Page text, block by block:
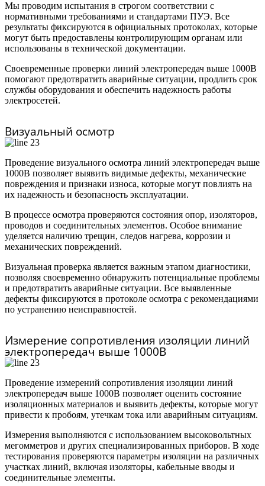
Мы проводим испытания в строгом соответствии с
нормативными требованиями и стандартами ПУЭ. Все
результаты фиксируются в официальных протоколах, которые
могут быть предоставлены контролирующим органам или
использованы в технической документации.
Своевременные проверки линий электропередач выше 1000В
помогают предотвратить аварийные ситуации, продлить срок
службы оборудования и обеспечить надежность работы
электросетей.
Визуальный осмотр
Проведение визуального осмотра линий электропередач выше
1000В позволяет выявить видимые дефекты, механические
повреждения и признаки износа, которые могут повлиять на
их надежность и безопасность эксплуатации.
В процессе осмотра проверяются состояния опор, изоляторов,
проводов и соединительных элементов. Особое внимание
уделяется наличию трещин, следов нагрева, коррозии и
механических повреждений.
Визуальная проверка является важным этапом диагностики,
позволяя своевременно обнаружить потенциальные проблемы
и предотвратить аварийные ситуации. Все выявленные
дефекты фиксируются в протоколе осмотра с рекомендациями
по устранению неисправностей.
Измерение сопротивления изоляции линий
электропередач выше 1000В
Проведение измерений сопротивления изоляции линий
электропередач выше 1000В позволяет оценить состояние
изоляционных материалов и выявить дефекты, которые могут
привести к пробоям, утечкам тока или аварийным ситуациям.
Измерения выполняются с использованием высоковольтных
мегомметров и других специализированных приборов. В ходе
тестирования проверяются параметры изоляции на различных
участках линий, включая изоляторы, кабельные вводы и
соединительные элементы.